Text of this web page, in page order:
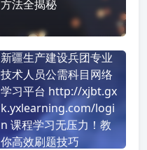
方法全揭秘
新疆生产建设兵团专业
技术人员公需科目网络
学习平台 http://xjbt.gx
k.yxlearning.com/logi
n 课程学习无压力！教
你高效刷题技巧